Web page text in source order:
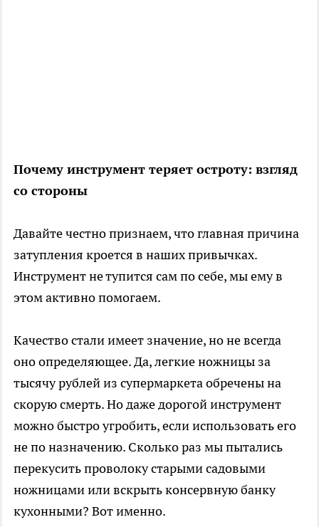
Почему инструмент теряет остроту: взгляд
со стороны
Давайте честно признаем, что главная причина
затупления кроется в наших привычках.
Инструмент не тупится сам по себе, мы ему в
этом активно помогаем.
Качество стали имеет значение, но не всегда
оно определяющее. Да, легкие ножницы за
тысячу рублей из супермаркета обречены на
скорую смерть. Но даже дорогой инструмент
можно быстро угробить, если использовать его
не по назначению. Сколько раз мы пытались
перекусить проволоку старыми садовыми
ножницами или вскрыть консервную банку
кухонными? Вот именно.